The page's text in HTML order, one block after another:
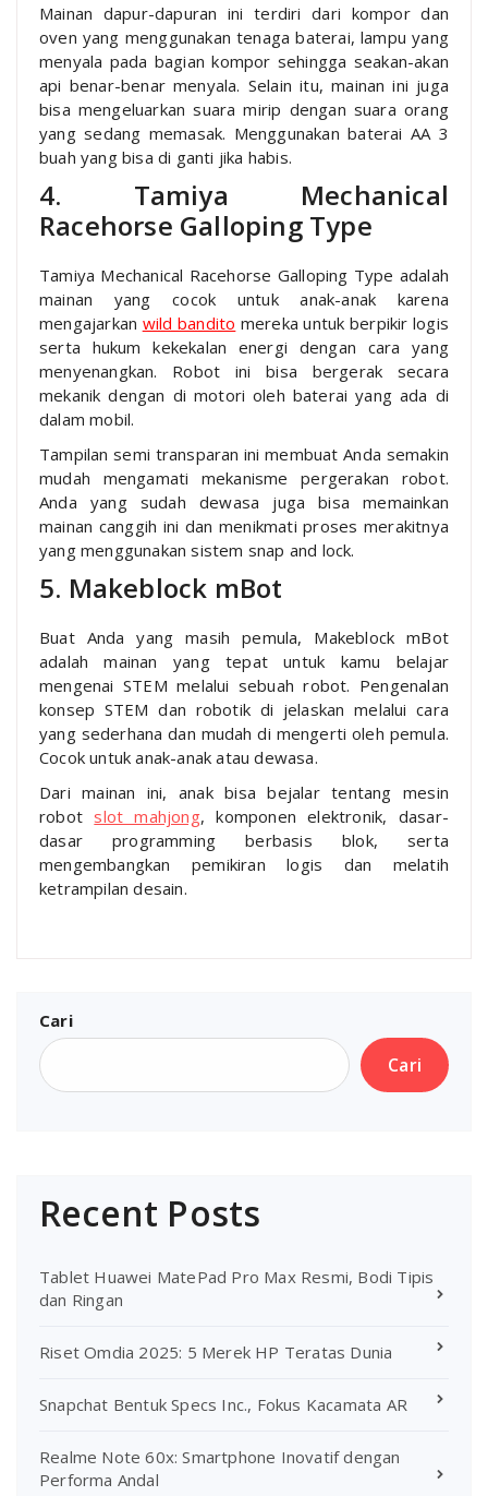
Mainan dapur-dapuran ini terdiri dari kompor dan
oven yang menggunakan tenaga baterai, lampu yang
menyala pada bagian kompor sehingga seakan-akan
api benar-benar menyala. Selain itu, mainan ini juga
bisa mengeluarkan suara mirip dengan suara orang
yang sedang memasak. Menggunakan baterai AA 3
buah yang bisa di ganti jika habis.
4. Tamiya Mechanical
Racehorse Galloping Type
Tamiya Mechanical Racehorse Galloping Type adalah
mainan yang cocok untuk anak-anak karena
mengajarkan wild bandito mereka untuk berpikir logis
serta hukum kekekalan energi dengan cara yang
menyenangkan. Robot ini bisa bergerak secara
mekanik dengan di motori oleh baterai yang ada di
dalam mobil.
Tampilan semi transparan ini membuat Anda semakin
mudah mengamati mekanisme pergerakan robot.
Anda yang sudah dewasa juga bisa memainkan
mainan canggih ini dan menikmati proses merakitnya
yang menggunakan sistem snap and lock.
5. Makeblock mBot
Buat Anda yang masih pemula, Makeblock mBot
adalah mainan yang tepat untuk kamu belajar
mengenai STEM melalui sebuah robot. Pengenalan
konsep STEM dan robotik di jelaskan melalui cara
yang sederhana dan mudah di mengerti oleh pemula.
Cocok untuk anak-anak atau dewasa.
Dari mainan ini, anak bisa bejalar tentang mesin
robot slot mahjong, komponen elektronik, dasar-
dasar programming berbasis blok, serta
mengembangkan pemikiran logis dan melatih
ketrampilan desain.
Cari
Cari
Recent Posts
Tablet Huawei MatePad Pro Max Resmi, Bodi Tipis
dan Ringan
Riset Omdia 2025: 5 Merek HP Teratas Dunia
Snapchat Bentuk Specs Inc., Fokus Kacamata AR
Realme Note 60x: Smartphone Inovatif dengan
Performa Andal